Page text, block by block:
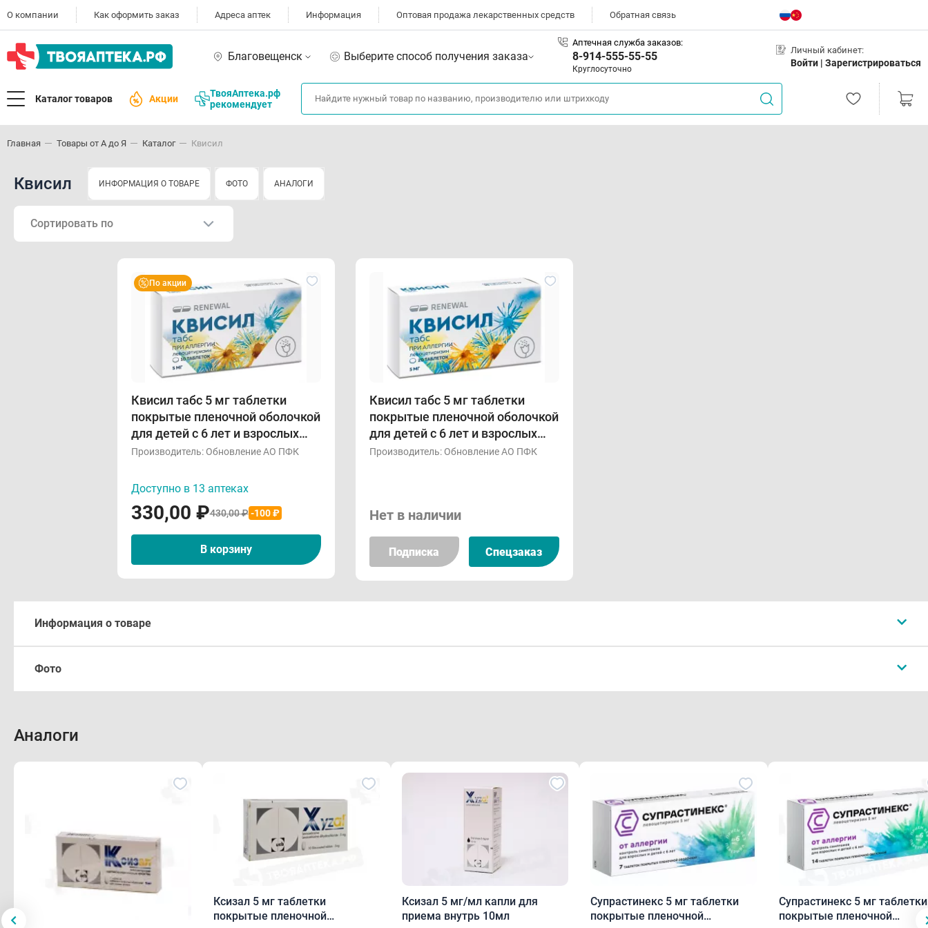
О компании Как оформить заказ Адреса аптек Информация Оптовая продажа лекарственных средств Обратная связь
Благовещенск Выберите способ получения заказа
Аптечная служба заказов:
8-914-555-55-55
Круглосуточно
Личный кабинет:
Войти | Зарегистрироваться
Каталог товаров Акции
ТвояАптека.рф
рекомендует
Главная Товары от А до Я Каталог Квисил
Квисил ИНФОРМАЦИЯ О ТОВАРЕ ФОТО АНАЛОГИ
Сортировать по
По акции
Квисил табс 5 мг таблетки
покрытые пленочной оболочкой
для детей с 6 лет и взрослых
N10
Производитель: Обновление АО ПФК
Доступно в 13 аптеках
430,00 ₽
330,00 ₽ -100 ₽
В корзину
Квисил табс 5 мг таблетки
покрытые пленочной оболочкой
для детей с 6 лет и взрослых
N20
Производитель: Обновление АО ПФК
Нет в наличии
Подписка Спецзаказ
Информация о товаре
Описание
Состав
Фармакологическое действие
Показания
Передозировка
Обновление АО ПФК
Описание
Круглые двояковыпуклые таблетки, покрытые пленочной оболочкой белого или почти белого цвета. На поперечном разрезе
ядро белого или почти белого цвета.
Форма выпуска
Таблетки, покрытые пленочной оболочкой, 5 мг. По 10 таблеток в контурную ячейковую упаковку из пленки
инструкцией по применению помещают в пачку из картона для потребительской тары.
Фото
Аналоги
Ксизал 5 мг таблетки
покрытые пленочной
Ксизал 5 мг/мл капли для
приема внутрь 10мл
Супрастинекс 5 мг таблетки
покрытые пленочной
Супрастинекс 5 мг таблетки
покрытые пленочной